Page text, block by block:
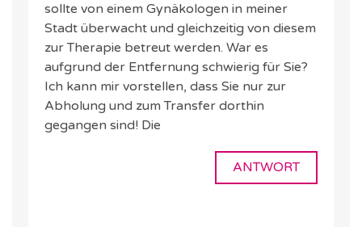
sollte von einem Gynäkologen in meiner
Stadt überwacht und gleichzeitig von diesem
zur Therapie betreut werden. War es
aufgrund der Entfernung schwierig für Sie?
Ich kann mir vorstellen, dass Sie nur zur
Abholung und zum Transfer dorthin
gegangen sind! Die
ANTWORT